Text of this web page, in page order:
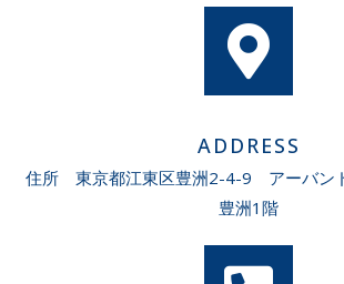
ADDRESS
住所 東京都江東区豊洲2-4-9 アーバン
豊洲1階